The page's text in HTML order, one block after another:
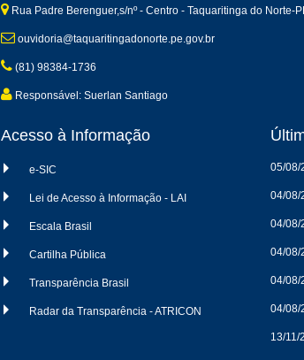
Rua Padre Berenguer,s/nº - Centro - Taquaritinga do Norte-
ouvidoria@taquaritingadonorte.pe.gov.br
(81) 98384-1736
Responsável: Suerlan Santiago
Acesso à Informação
e-SIC
Lei de Acesso à Informação - LAI
Escala Brasil
Cartilha Pública
Transparência Brasil
Radar da Transparência - ATRICON
05/08/
04/08/
04/08/
04/08/
04/08/
04/08/
13/11/